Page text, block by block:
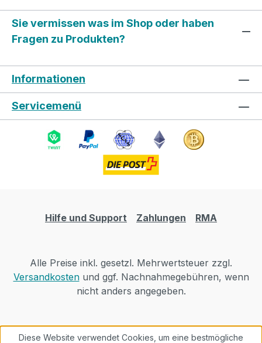
Sie vermissen was im Shop oder haben
Fragen zu Produkten?
Informationen
Servicemenü
Hilfe und Support Zahlungen RMA
Alle Preise inkl. gesetzl. Mehrwertsteuer zzgl.
Versandkostenund ggf. Nachnahmegebühren, wenn
nicht anders angegeben.
Diese Website verwendet Cookies, um eine bestmögliche